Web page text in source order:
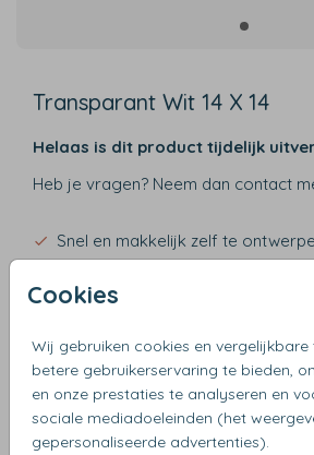
Cookies
Wij gebruiken cookies en vergelijkbare
betere gebruikerservaring te bieden,
en onze prestaties te analyseren en
sociale mediadoeleinden (het
gepersonaliseerde advertenties).
Transparant Wit 14 X 14
Helaas is dit product tijdelijk
Heb je vragen? Neem dan contact
Snel en makkelijk zelf te
Verzending binnen 3 werkdagen
Gratis verzending vanaf €50
OMSCHRIJVING
Transparant Wit 14 x 14